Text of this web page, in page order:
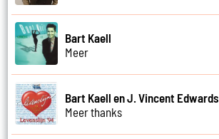
Bart Kaell
Meer
Bart Kaell en J. Vincent Edwards
Meer thanks